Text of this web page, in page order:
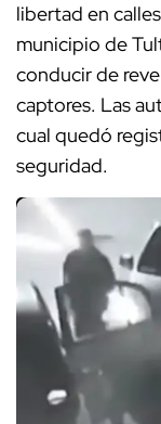
libertad en
municipio de
conducir de
captores. Las
cual quedó
seguridad.